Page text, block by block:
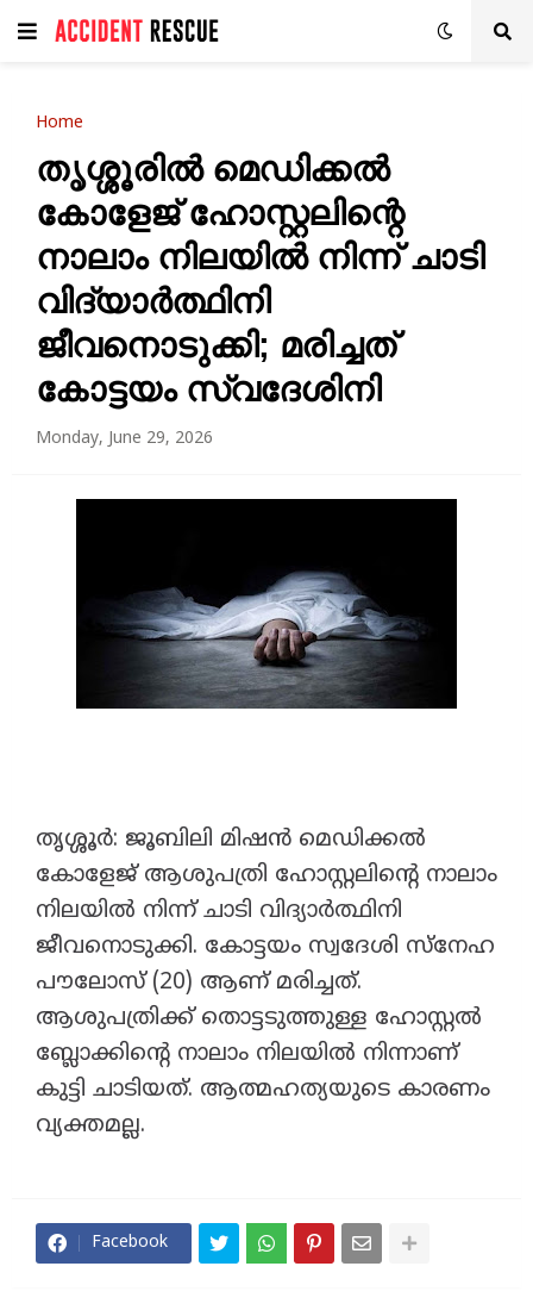
Home
തൃശ്ശൂരിൽ മെഡിക്കൽ
കോളേജ് ഹോസ്റ്റലിന്റെ
നാലാം നിലയിൽ നിന്ന് ചാടി
വിദ്യാർത്ഥിനി
ജീവനൊടുക്കി; മരിച്ചത്
കോട്ടയം സ്വദേശിനി
Monday, June 29, 2026
തൃശ്ശൂർ: ജൂബിലി മിഷൻ മെഡിക്കൽ
കോളേജ് ആശുപത്രി ഹോസ്റ്റലിന്റെ നാലാം
നിലയിൽ നിന്ന് ചാടി വിദ്യാർത്ഥിനി
ജീവനൊടുക്കി. കോട്ടയം സ്വദേശി സ്‌നേഹ
പൗലോസ് (20) ആണ് മരിച്ചത്.
ആശുപത്രിക്ക് തൊട്ടടുത്തുള്ള ഹോസ്റ്റൽ
ബ്ലോക്കിന്റെ നാലാം നിലയിൽ നിന്നാണ്
കുട്ടി ചാടിയത്. ആത്മഹത്യയുടെ കാരണം
വ്യക്തമല്ല.
Facebook